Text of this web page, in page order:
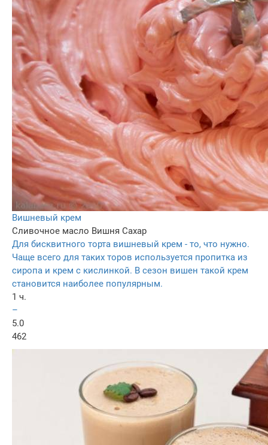
Вишневый крем
Сливочное масло Вишня Сахар
Для бисквитного торта вишневый крем - то, что нужно.
Чаще всего для таких торов используется пропитка из
сиропа и крем с кислинкой. В сезон вишен такой крем
становится наиболее популярным.
1 ч.
–
5.0
462